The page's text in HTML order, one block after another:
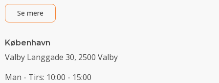
Se mere
København
Valby Langgade 30, 2500 Valby
Man - Tirs: 10:00 - 15:00